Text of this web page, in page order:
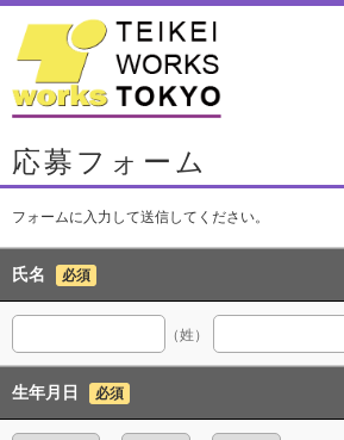
応募フォーム
フォームに入力して送信してください。
氏名 必須
（姓）
生年月日 必須